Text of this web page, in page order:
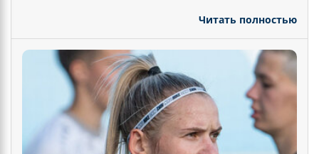
Читать полностью